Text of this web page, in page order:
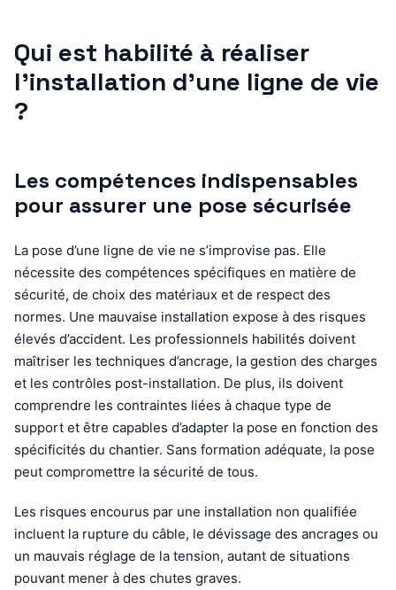
Qui est habilité à réaliser
l’installation d’une ligne de vie
?
Les compétences indispensables
pour assurer une pose sécurisée
La pose d’une ligne de vie ne s’improvise pas. Elle
nécessite des compétences spécifiques en matière de
sécurité, de choix des matériaux et de respect des
normes. Une mauvaise installation expose à des risques
élevés d’accident. Les professionnels habilités doivent
maîtriser les techniques d’ancrage, la gestion des charges
et les contrôles post-installation. De plus, ils doivent
comprendre les contraintes liées à chaque type de
support et être capables d’adapter la pose en fonction des
spécificités du chantier. Sans formation adéquate, la pose
peut compromettre la sécurité de tous.
Les risques encourus par une installation non qualifiée
incluent la rupture du câble, le dévissage des ancrages ou
un mauvais réglage de la tension, autant de situations
pouvant mener à des chutes graves.